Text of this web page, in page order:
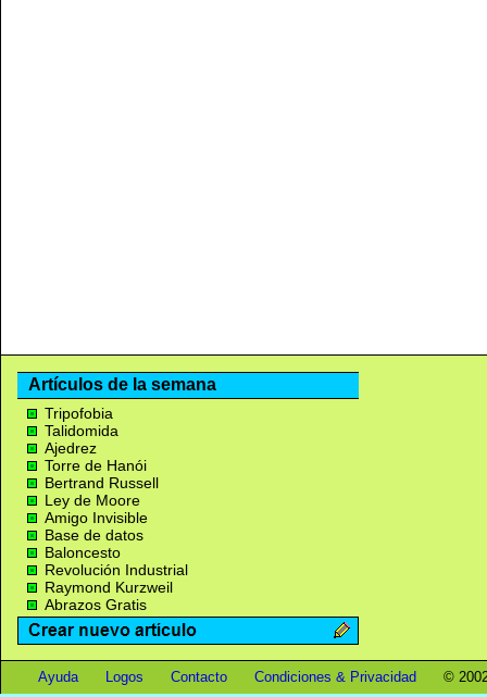
Artículos de la semana
Tripofobia
Talidomida
Ajedrez
Torre de Hanói
Bertrand Russell
Ley de Moore
Amigo Invisible
Base de datos
Baloncesto
Revolución Industrial
Raymond Kurzweil
Abrazos Gratis
Ayuda Logos Contacto Condiciones & Privacidad ©